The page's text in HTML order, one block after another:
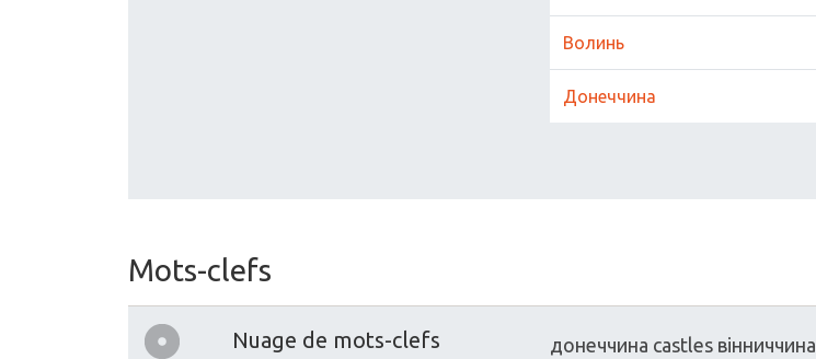
Волинь
Донеччина
Mots-clefs
Nuage de mots-clefs донеччина castles вінниччина